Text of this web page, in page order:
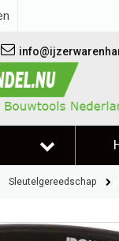
Sleutelgereedschap